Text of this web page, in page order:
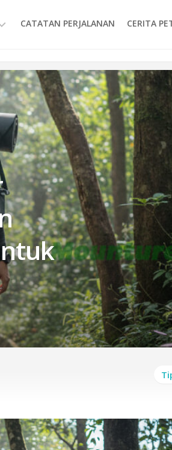
CATATAN PERJALANAN CERITA